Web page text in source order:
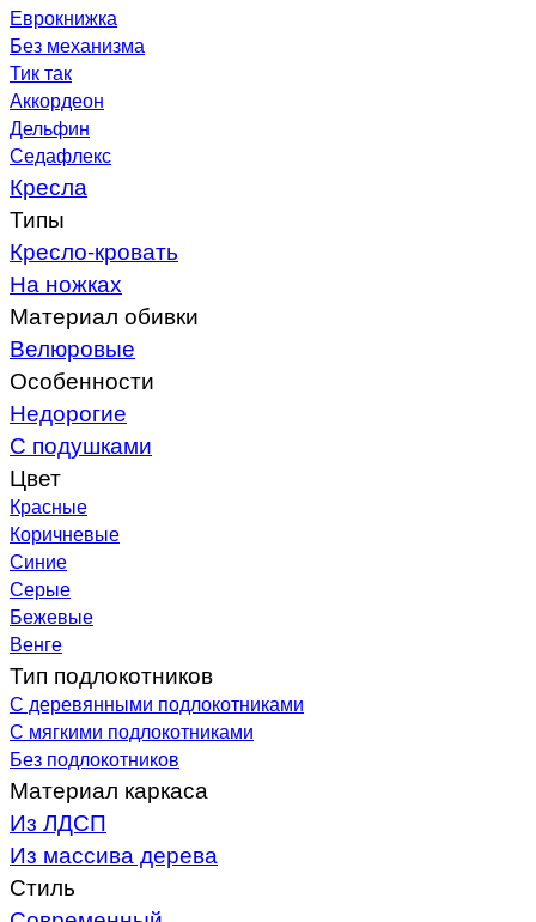
Еврокнижка
Без механизма
Тик так
Аккордеон
Дельфин
Седафлекс
Кресла
Типы
Кресло-кровать
На ножках
Материал обивки
Велюровые
Особенности
Недорогие
С подушками
Цвет
Красные
Коричневые
Синие
Серые
Бежевые
Венге
Тип подлокотников
С деревянными подлокотниками
С мягкими подлокотниками
Без подлокотников
Материал каркаса
Из ЛДСП
Из массива дерева
Стиль